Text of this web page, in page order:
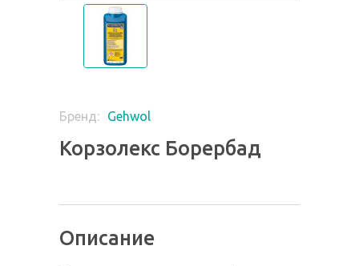
Бренд: Gehwol
Корзолекс Борербад
Описание